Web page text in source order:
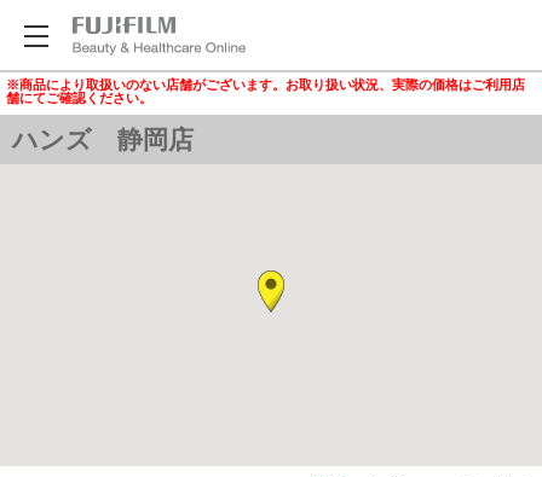
※商品により取扱いのない店舗がございます。お取り扱い状況、実際の価格はご利用店
舗にてご確認ください。
ハンズ 静岡店